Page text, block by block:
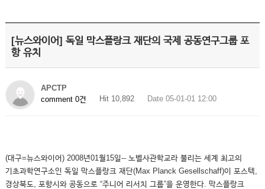
[뉴스와이어] 독일 막스플랑크 재단의 국제 공동연구그룹 포
항 유치
APCTP
comment 0건
Hit 10,892 Date 05-01-01 12:00
(대구=뉴스와이어) 2008년01월15일-- 노벨사관학교라 불리는 세계 최고의
기초과학연구소인 독일 막스플랑크 재단(Max Planck Gesellschaff)이 포스텍,
경상북도, 포항시와 공동으로 “주니어 리서치 그룹”을 운영한다. 막스플랑크